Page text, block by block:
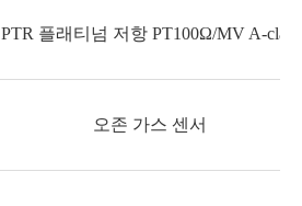
PTR 플래티넘 저항 PT100Ω/MV A-class
오존 가스 센서